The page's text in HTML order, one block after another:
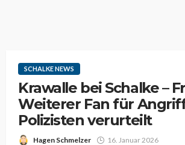
SCHALKE NEWS
Krawalle bei Schalke –
Weiterer Fan für
Polizisten verurteilt
Hagen Schmelzer 16. Januar 2026